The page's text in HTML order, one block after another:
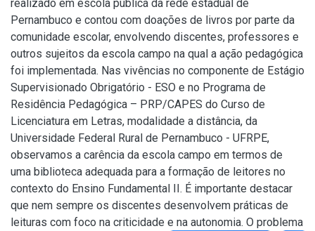
realizado em escola pública da rede estadual de
Pernambuco e contou com doações de livros por parte da
comunidade escolar, envolvendo discentes, professores e
outros sujeitos da escola campo na qual a ação pedagógica
foi implementada. Nas vivências no componente de Estágio
Supervisionado Obrigatório - ESO e no Programa de
Residência Pedagógica – PRP/CAPES do Curso de
Licenciatura em Letras, modalidade a distância, da
Universidade Federal Rural de Pernambuco - UFRPE,
observamos a carência da escola campo em termos de
uma biblioteca adequada para a formação de leitores no
contexto do Ensino Fundamental II. É importante destacar
que nem sempre os discentes desenvolvem práticas de
leituras com foco na criticidade e na autonomia. O problema